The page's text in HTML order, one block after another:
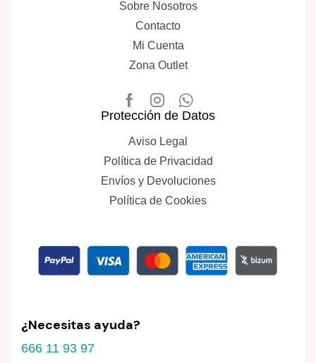
Sobre Nosotros
Contacto
Mi Cuenta
Zona Outlet
Protección de Datos
Aviso Legal
Política de Privacidad
Envíos y Devoluciones
Política de Cookies
¿Necesitas ayuda?
666 11 93 97